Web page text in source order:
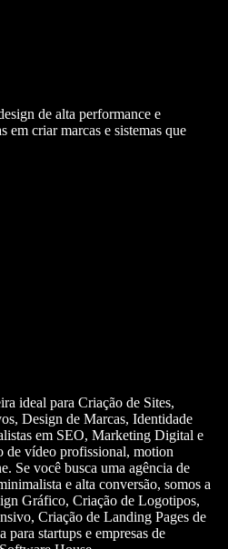
de alta performance e
em criar marcas e sistemas que
ideal para Criação de Sites,
Design de Marcas, Identidade
em SEO, Marketing Digital e
de vídeo profissional, motion
Se você busca uma agência de
e alta conversão, somos a
Gráfico, Criação de Logotipos,
Criação de Landing Pages de
startups e empresas de